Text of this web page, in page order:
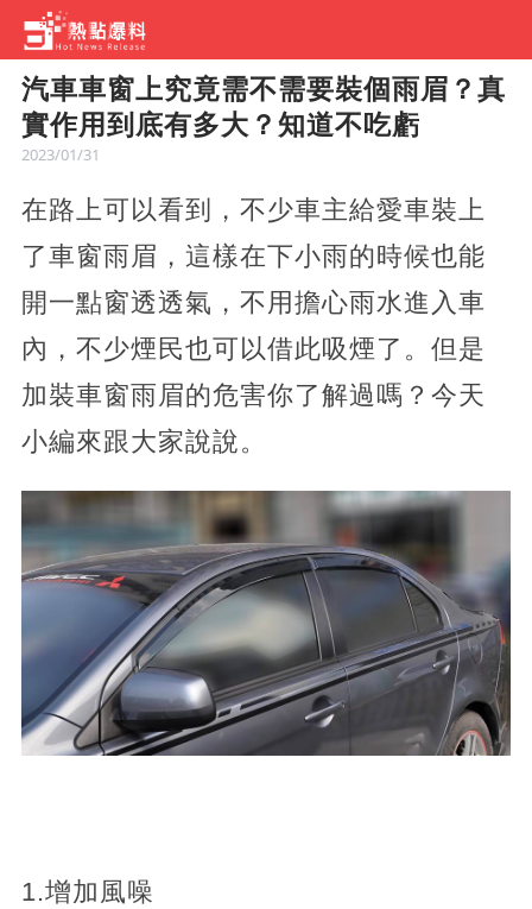
汽車車窗上究竟需不需要裝個雨眉？真
實作用到底有多大？知道不吃虧
2023/01/31
在路上可以看到，不少車主給愛車裝上
了車窗雨眉，這樣在下小雨的時候也能
開一點窗透透氣，不用擔心雨水進入車
內，不少煙民也可以借此吸煙了。但是
加裝車窗雨眉的危害你了解過嗎？今天
小編來跟大家說說。
1.增加風噪